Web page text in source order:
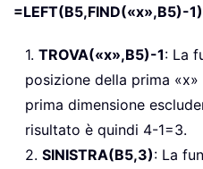
=LEFT(B5,FIND(«x»,B5)-1)
1. TROVA(«x»,B5)-1: La
posizione della prima
prima dimensione
risultato è quindi 4-1=3.
2. SINISTRA(B5,3): La